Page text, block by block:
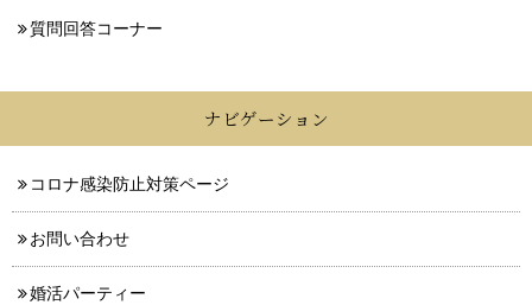
質問回答コーナー
ナビゲーション
コロナ感染防止対策ページ
お問い合わせ
婚活パーティー